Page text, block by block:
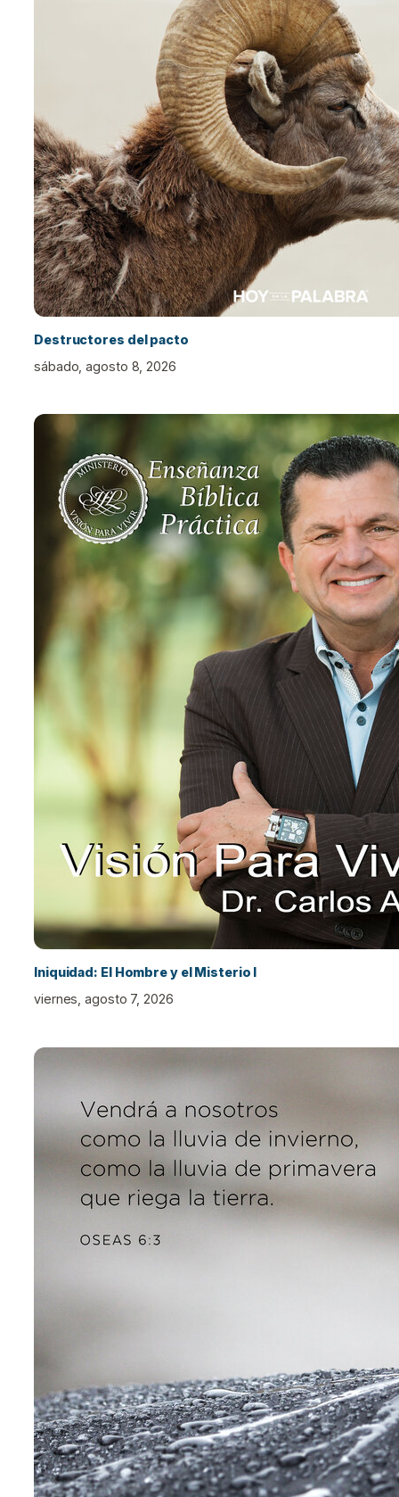
Destructores del pacto
sábado, agosto 8, 2026
Iniquidad: El Hombre y el Misterio I
viernes, agosto 7, 2026